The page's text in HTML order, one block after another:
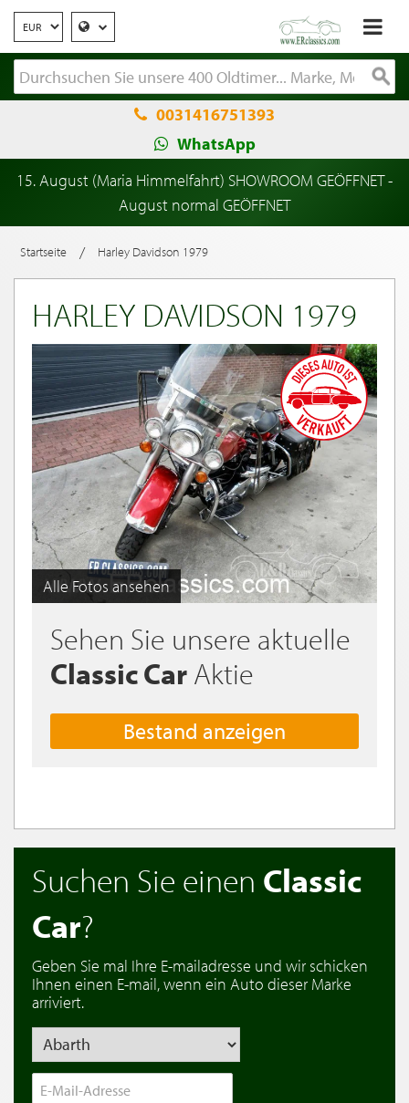
0031416751393
WhatsApp
15. August (Maria Himmelfahrt) SHOWROOM GEÖFFNET -
August normal GEÖFFNET
Startseite / Harley Davidson 1979
HARLEY DAVIDSON 1979
Alle Fotos ansehen
Sehen Sie unsere aktuelle
Classic Car Aktie
Bestand anzeigen
Suchen Sie einen Classic
Car?
Geben Sie mal Ihre E-mailadresse und wir schicken
Ihnen einen E-mail, wenn ein Auto dieser Marke
arriviert.